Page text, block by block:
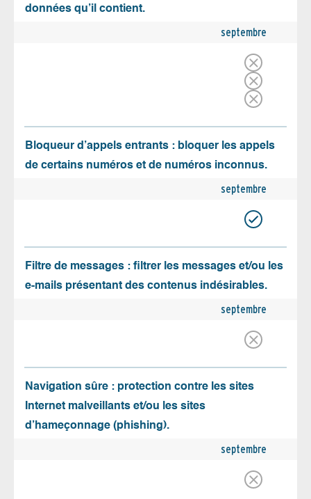
données qu’il contient.
septembre
Bloqueur d’appels entrants : bloquer les appels
de certains numéros et de numéros inconnus.
septembre
Filtre de messages : filtrer les messages et/ou les
e-mails présentant des contenus indésirables.
septembre
Navigation sûre : protection contre les sites
Internet malveillants et/ou les sites
d’hameçonnage (phishing).
septembre